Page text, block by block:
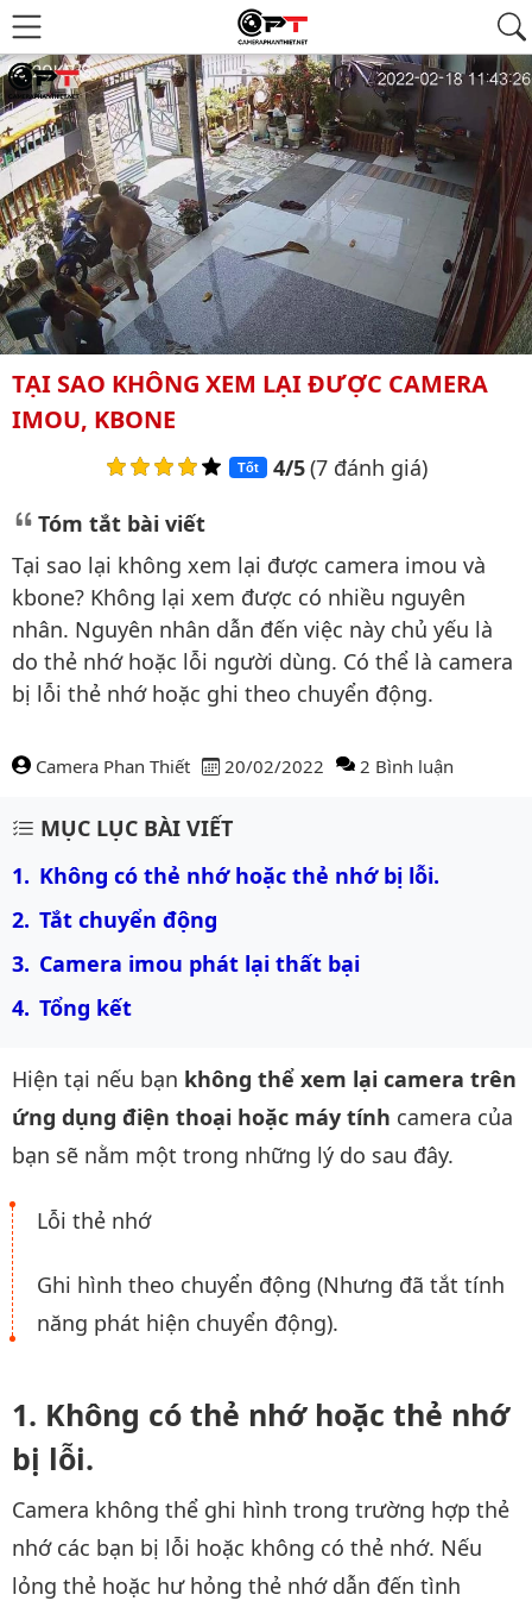
TẠI SAO KHÔNG XEM LẠI ĐƯỢC CAMERA
IMOU, KBONE
Tốt 4/5(7 đánh giá)
Tóm tắt bài viết
Tại sao lại không xem lại được camera imou và
kbone? Không lại xem được có nhiều nguyên
nhân. Nguyên nhân dẫn đến việc này chủ yếu là
do thẻ nhớ hoặc lỗi người dùng. Có thể là camera
bị lỗi thẻ nhớ hoặc ghi theo chuyển động.
Camera Phan Thiết 20/02/2022 2 Bình luận
Nội dung bài viết
MỤC LỤC BÀI VIẾT
Không có thẻ nhớ hoặc thẻ nhớ bị lỗi.
Tắt chuyển động
Camera imou phát lại thất bại
Tổng kết
Hiện tại nếu bạn không thể xem lại camera trên
ứng dụng điện thoại hoặc máy tính camera của
bạn sẽ nằm một trong những lý do sau đây.
Lỗi thẻ nhớ
Ghi hình theo chuyển động (Nhưng đã tắt tính
năng phát hiện chuyển động).
Không có thẻ nhớ hoặc thẻ nhớ
bị lỗi.
Camera không thể ghi hình trong trường hợp thẻ
nhớ các bạn bị lỗi hoặc không có thẻ nhớ. Nếu
lỏng thẻ hoặc hư hỏng thẻ nhớ dẫn đến tình